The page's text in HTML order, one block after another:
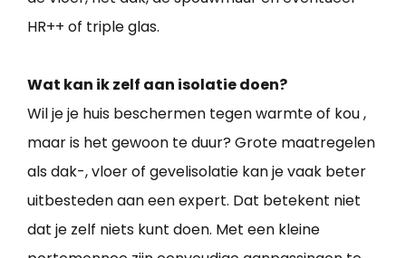
HR++ of triple glas.
Wat kan ik zelf aan isolatie doen?
Wil je je huis beschermen tegen warmte of kou ,
maar is het gewoon te duur? Grote maatregelen
als dak-, vloer of gevelisolatie kan je vaak beter
uitbesteden aan een expert. Dat betekent niet
dat je zelf niets kunt doen. Met een kleine